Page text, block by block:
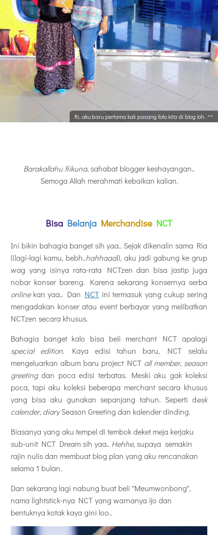
Ri, aku baru pertama kali pasang foto kita di blog loh.. ^^
Barakallahu fiikuna, sahabat blogger keshayangan..
Semoga Allah merahmati kebaikan kalian.
Bisa Belanja Merchandise NCT
Ini bikin bahagia banget sih yaa.. Sejak dikenalin sama Ria
((lagi-lagi kamu, bebh..hahhaaa)), aku jadi gabung ke grup
wag yang isinya rata-rata NCTzen dan bisa jastip juga
nobar konser bareng. Karena sekarang konsernya serba
onlinekan yaa.. Dan NCTini termasuk yang cukup sering
mengadakan konser atau event berbayar yang melibatkan
NCTzen secara khusus.
Bahagia banget kalo bisa beli merchant NCT apalagi
special edition. Kaya edisi tahun baru, NCT selalu
mengeluarkan album baru project NCT all member, season
greetingdan poca edisi terbatas. Meski aku gak koleksi
poca, tapi aku koleksi beberapa merchant secara khusus
yang bisa aku gunakan sepanjang tahun. Seperti desk
calender, diarySeason Greeting dan kalender dinding.
Biasanya yang aku tempel di tembok deket meja kerjaku
sub-unit NCT Dream sih yaa.. Hehhe, supaya semakin
rajin nulis dan membuat blog plan yang aku rencanakan
selama 1 bulan.
Dan sekarang lagi nabung buat beli "Meumwonbong",
nama lightstick-nya NCT yang warnanya ijo dan
bentuknya kotak kaya gini loo..